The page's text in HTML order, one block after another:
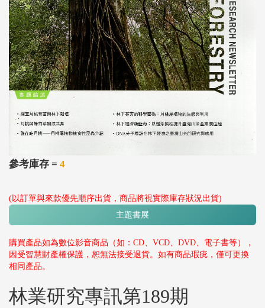
參考庫存 = 4
(以訂單與來款優先順序出貨，商品將視實際庫存狀況出貨)
主題書展
購買產品如為數位影音商品（如：CD、VCD、DVD、電子書等），
因受智慧財產權保護，恕無法接受退貨。如有商品瑕疵，僅可更換
相同產品。
林業研究專訊第189期